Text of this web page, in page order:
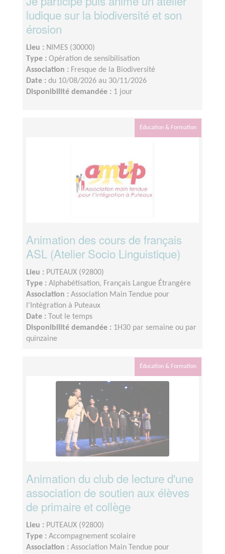
ludique sur la biodiversité et son
érosion
Lieu : NIMES (30000)
Type : Opération de sensibilisation
Association : Fresque de la Biodiversité
Date : du 10/08/2026 au 30/11/2026
Disponibilité demandée : 1 jour
Éducation & Formation
Animation des cours de français
ASL (Atelier Socio Linguistique)
Lieu : PUTEAUX (92800)
Type : Alphabétisation, Français Langue Étrangère
Association : Association Main Tendue pour
l'Intégration à Puteaux
Date :
Tout le temps
Disponibilité demandée : 1H30 par semaine ou par
quinzaine
Éducation & Formation
Animation du club de lecture d'une
association de soutien aux élèves
de primaire et collège
Lieu : PUTEAUX (92800)
Type : Accompagnement scolaire
Association : Association Main Tendue pour